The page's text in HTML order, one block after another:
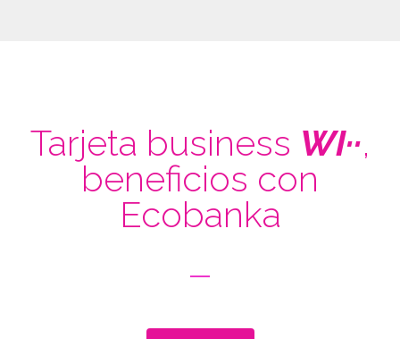
Tarjeta business WI··,
beneficios con
Ecobanka